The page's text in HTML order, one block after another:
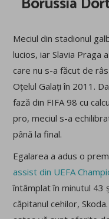
Meciul din stadionul
lucios, iar Slavia Praga
care nu s-a făcut de
Oțelul Galați în 2011.
fază din FIFA 98 cu
pro, meciul s-a
până la final.
Egalarea a adus o
assist din UEFA
întâmplat în minutul 43
căpitanul cehilor,